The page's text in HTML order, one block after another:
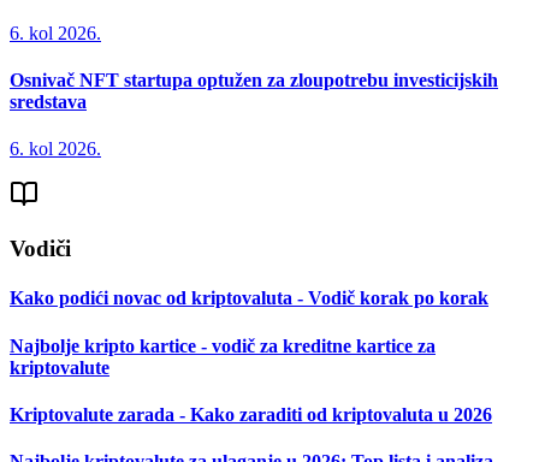
6. kol 2026.
Osnivač NFT startupa optužen za zloupotrebu investicijskih
sredstava
6. kol 2026.
Vodiči
Kako podići novac od kriptovaluta - Vodič korak po korak
Najbolje kripto kartice - vodič za kreditne kartice za
kriptovalute
Kriptovalute zarada - Kako zaraditi od kriptovaluta u 2026